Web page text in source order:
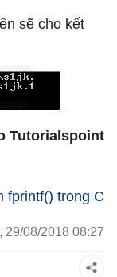
sẽ cho kết
Tutorialspoint
fprintf() trong C
29/08/2018 08:27